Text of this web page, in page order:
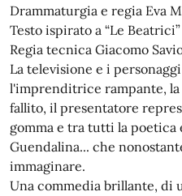
Drammaturgia e regia Eva
Testo ispirato a “Le
Regia tecnica Giacomo
La televisione e i
l'imprenditrice rampante, la
fallito, il presentatore
gomma e tra tutti la poetica
Guendalina... che
immaginare.
Una commedia brillante, di